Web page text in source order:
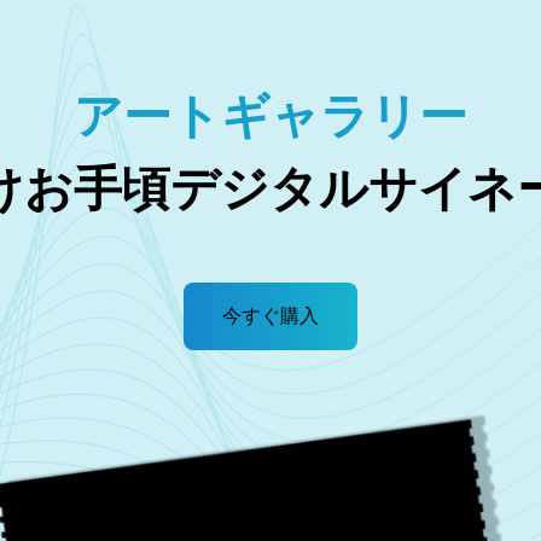
アートギャラリー
お手頃デジタルサイネ
今すぐ購入